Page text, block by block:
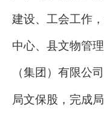
建设、 工会工作
中心、县文物管理
（集团）有限公
局文保股 ，完成